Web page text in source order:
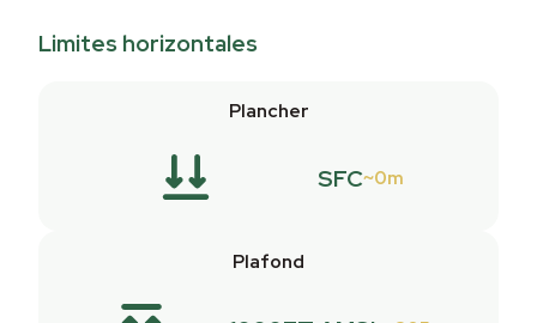
Limites horizontales
Plancher
SFC 0m
Plafond